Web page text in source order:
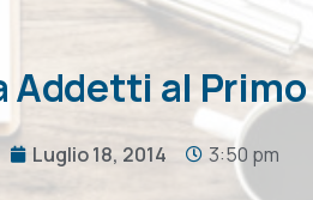
Addetti al
Luglio 18, 2014 3:50 pm